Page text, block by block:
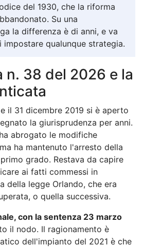
del 1930, che la riforma
Su una
la differenza è di anni, e va
qualunque strategia.
n. 38 del 2026 e la
il 31 dicembre 2019 si è aperto
la giurisprudenza per anni.
abrogato le modifiche
ha mantenuto l'arresto della
grado. Restava da capire
ai fatti commessi in
della legge Orlando, che era
o quella successiva.
con la sentenza 23 marzo
il nodo. Il ragionamento è
dell'impianto del 2021 è che